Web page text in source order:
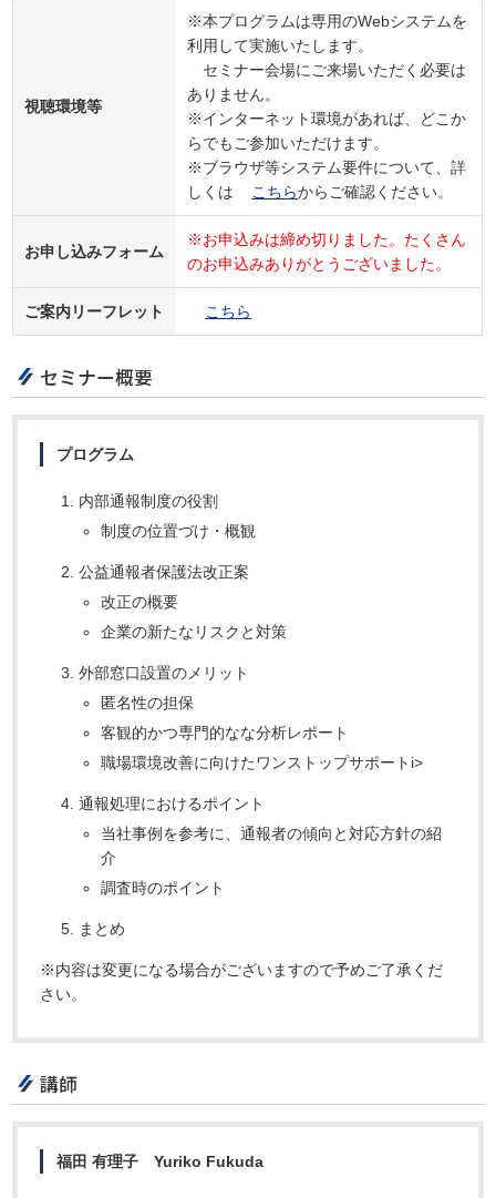
視聴環境等
※本プログラムは専用のWebシステムを
利用して実施いたします。
セミナー会場にご来場いただく必要は
ありません。
※インターネット環境があれば、どこか
らでもご参加いただけます。
※ブラウザ等システム要件について、詳
しくは
こちらからご確認ください。
お申し込みフォーム
※お申込みは締め切りました。たくさん
のお申込みありがとうございました。
ご案内リーフレット こちら
セミナー概要
プログラム
内部通報制度の役割
制度の位置づけ・概観
公益通報者保護法改正案
改正の概要
企業の新たなリスクと対策
外部窓口設置のメリット
匿名性の担保
客観的かつ専門的なな分析レポート
職場環境改善に向けたワンストップサポートi>
通報処理におけるポイント
当社事例を参考に、通報者の傾向と対応方針の紹
介
調査時のポイント
まとめ
※内容は変更になる場合がございますので予めご了承くだ
さい。
講師
福田 有理子 Yuriko Fukuda